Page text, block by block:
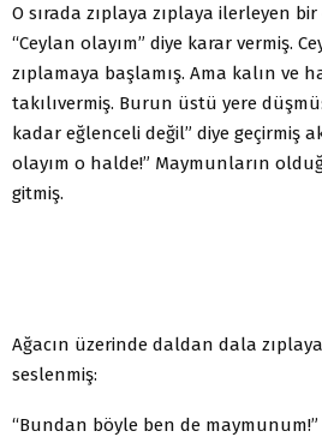
O sırada zıplaya zıplaya ilerleyen
“Ceylan olayım” diye karar vermiş.
zıplamaya başlamış. Ama kalın ve
takılıvermiş. Burun üstü yere
kadar eğlenceli değil” diye geçirmiş
olayım o halde!” Maymunların
gitmiş.
Ağacın üzerinde daldan dala
seslenmiş:
“Bundan böyle ben de maymunum!”